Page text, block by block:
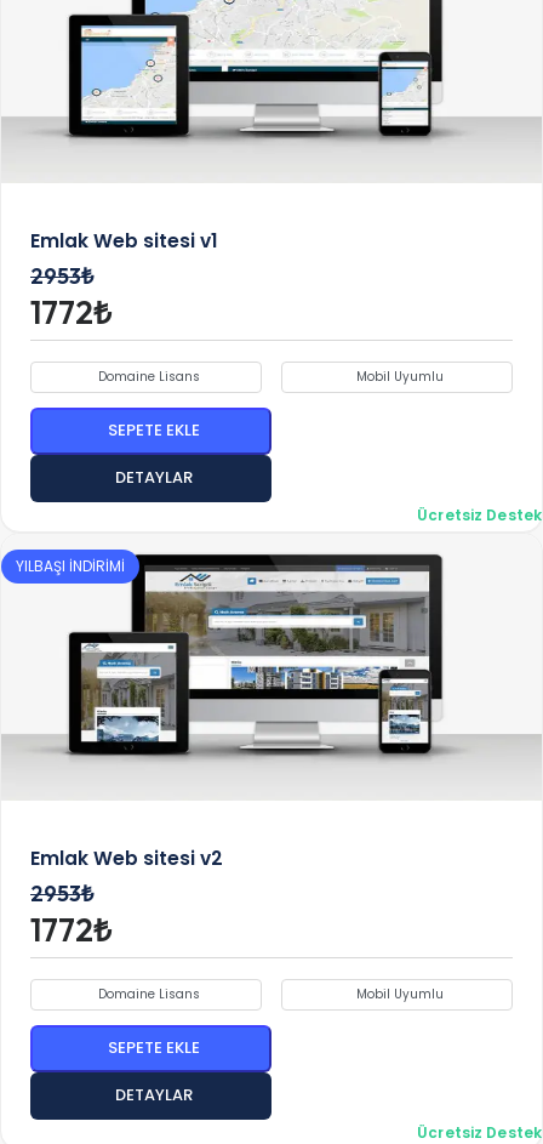
Emlak Web sitesi v1
2953₺
1772₺
Ücretsiz Destek
Domaine Lisans Mobil Uyumlu
SEPETE EKLE
DETAYLAR
YILBAŞI İNDİRİMİ
Emlak Web sitesi v2
2953₺
1772₺
Ücretsiz Destek
Domaine Lisans Mobil Uyumlu
SEPETE EKLE
DETAYLAR